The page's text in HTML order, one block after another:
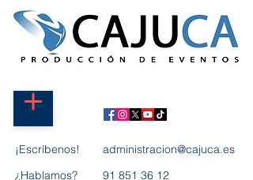
¿Hablamos? 91 851 36 12
¡Escríbenos! administracion@cajuca.es